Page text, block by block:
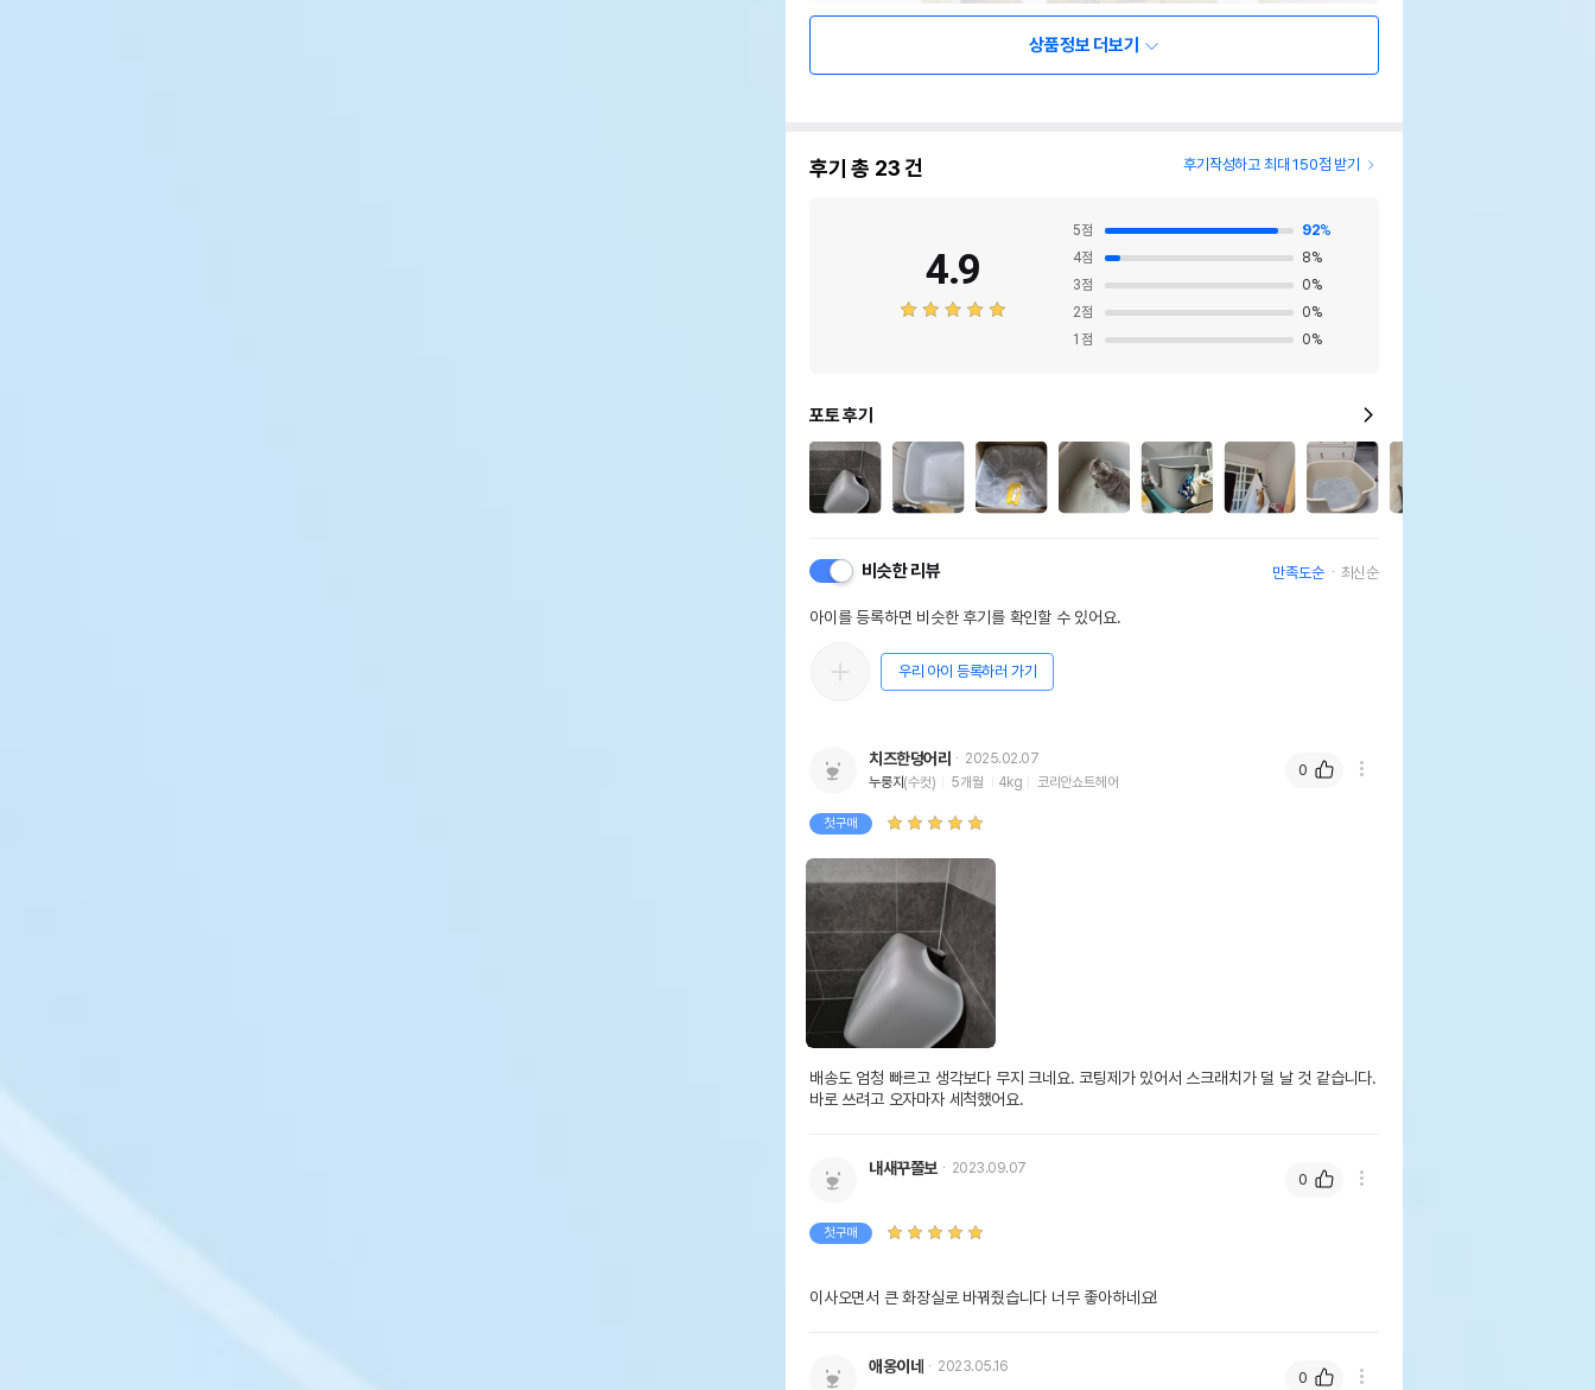
상품정보 더보기
후기 총 23건 후기작성하고 최대 150점 받기
4.9
5점 92%
4점 8%
3점 0%
2점 0%
1 점 0%
포토 후기
비슷한 리뷰 만족도순 최신순
아이를 등록하면 비슷한 후기를 확인할 수 있어요.
우리 아이 등록하러 가기
치즈한덩어리
2025.02.07
누룽지(수컷) 5개월 4kg 코리안쇼트헤어
첫구매
배송도 엄청 빠르고 생각보다 무지 크네요. 코팅제가 있어서 스크래치가 덜 날 것 같습니다.
바로 쓰려고 오자마자 세척했어요.
0
내새꾸쫄보 2023.09.07
첫구매
이사오면서 큰 화장실로 바꿔줬습니다 너무 좋아하네요!
0
애옹이네 2023.05.16
0